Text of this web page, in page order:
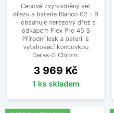
Cenově zvýhodněný set
dřezu a baterie Blanco 02 - B
- obsahuje nerezový dřez s
odkapem Flex Pro 45 S
Přírodní lesk a baterii s
vytahovací koncovkou
Daras-S Chrom.
Cena
3 969 Kč
1 ks skladem